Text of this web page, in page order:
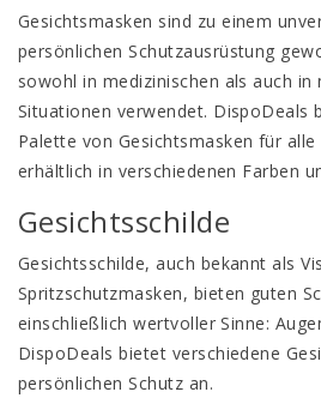
Gesichtsmasken sind zu einem
persönlichen Schutzausrüstung
sowohl in medizinischen als auch in
Situationen verwendet. DispoDeals
Palette von Gesichtsmasken für
erhältlich in verschiedenen Farben
Gesichtsschilde
Gesichtsschilde, auch bekannt als
Spritzschutzmasken, bieten guten
einschließlich wertvoller Sinne:
DispoDeals bietet verschiedene
persönlichen Schutz an.